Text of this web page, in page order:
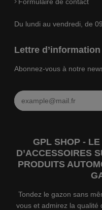
Formulaire de contact
Du lundi au vendredi, de
Lettre d’information
Abonnez-vous à notre
GPL SHOP -
D’ACCESSOIRES
PRODUITS
Tondez le gazon sans
vous et admirez la qualité